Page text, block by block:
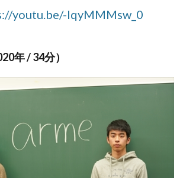
youtu.be/-lqyMMMsw_0
年 / 34分）